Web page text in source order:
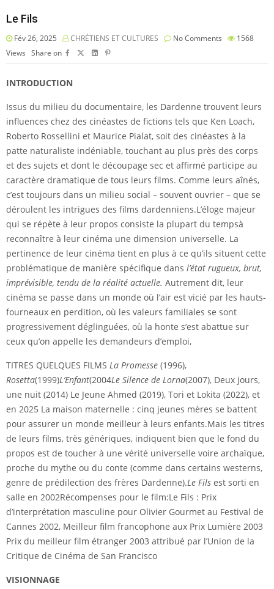
Le Fils
Fév 26, 2025 CHRÉTIENS ET CULTURES No Comments
1568
Views Share on
INTRODUCTION
Issus du milieu du documentaire, les Dardenne trouvent leurs
influences chez des cinéastes de fictions tels que Ken Loach,
Roberto Rossellini et Maurice Pialat, soit des cinéastes à la
patte naturaliste indéniable, touchant au plus près des corps
et des sujets et dont le découpage sec et affirmé participe au
caractère dramatique de tous leurs films. Comme leurs aînés,
c’est toujours dans un milieu social – souvent ouvrier – que se
déroulent les intrigues des films dardenniens.L’éloge majeur
qui se répète à leur propos consiste la plupart du tempsà
reconnaître à leur cinéma une dimension universelle. La
pertinence de leur cinéma tient en plus à ce qu’ils situent cette
problématique de manière spécifique dans l’état rugueux, brut,
imprévisible, tendu de la réalité actuelle. Autrement dit, leur
cinéma se passe dans un monde où l’air est vicié par les hauts-
fourneaux en perdition, où les valeurs familiales se sont
progressivement déglinguées, où la honte s’est abattue sur
ceux qu’on appelle les demandeurs d’emploi,
TITRES QUELQUES FILMS La Promesse (1996),
Rosetta(1999)L’Enfant(2004Le Silence de Lorna(2007), Deux jours,
une nuit (2014) Le Jeune Ahmed (2019), Tori et Lokita (2022), et
en 2025 La maison maternelle : cinq jeunes mères se battent
pour assurer un monde meilleur à leurs enfants.Mais les titres
de leurs films, très génériques, indiquent bien que le fond du
propos est de toucher à une vérité universelle voire archaïque,
proche du mythe ou du conte (comme dans certains westerns,
genre de prédilection des frères Dardenne).Le Fils est sorti en
salle en 2002Récompenses pour le film:Le Fils : Prix
d’interprétation masculine pour Olivier Gourmet au Festival de
Cannes 2002, Meilleur film francophone aux Prix Lumière 2003
Prix du meilleur film étranger 2003 attribué par l’Union de la
Critique de Cinéma de San Francisco
VISIONNAGE